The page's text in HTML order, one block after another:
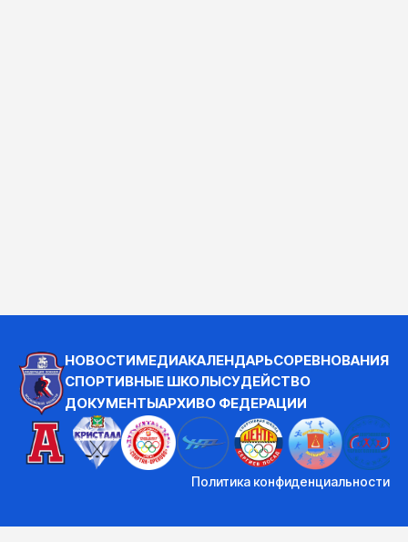
НОВОСТИМЕДИАКАЛЕНДАРЬСОРЕВНОВАНИЯ
СПОРТИВНЫЕ ШКОЛЫСУДЕЙСТВО
ДОКУМЕНТЫАРХИВО ФЕДЕРАЦИИ
Политика конфиденциальности